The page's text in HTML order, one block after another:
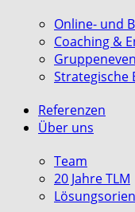
Online- und
Coaching &
Strategische
Referenzen
Über uns
Team
20 Jahre TLM